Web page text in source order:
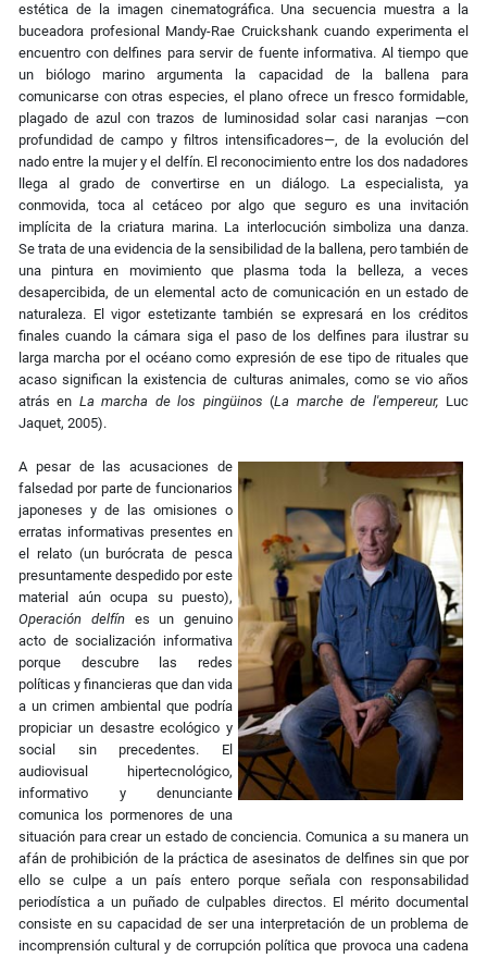
estética de la imagen cinematográfica. Una secuencia muestra a la
buceadora profesional Mandy-Rae Cruickshank cuando experimenta el
encuentro con delfines para servir de fuente informativa. Al tiempo que
un biólogo marino argumenta la capacidad de la ballena para
comunicarse con otras especies, el plano ofrece un fresco formidable,
plagado de azul con trazos de luminosidad solar casi naranjas —con
profundidad de campo y filtros intensificadores—, de la evolución del
nado entre la mujer y el delfín. El reconocimiento entre los dos nadadores
llega al grado de convertirse en un diálogo. La especialista, ya
conmovida, toca al cetáceo por algo que seguro es una invitación
implícita de la criatura marina. La interlocución simboliza una danza.
Se trata de una evidencia de la sensibilidad de la ballena, pero también de
una pintura en movimiento que plasma toda la belleza, a veces
desapercibida, de un elemental acto de comunicación en un estado de
naturaleza. El vigor estetizante también se expresará en los créditos
finales cuando la cámara siga el paso de los delfines para ilustrar su
larga marcha por el océano como expresión de ese tipo de rituales que
acaso significan la existencia de culturas animales, como se vio años
atrás en La marcha de los pingüinos(La marche de l'empereur, Luc
Jaquet, 2005).
A pesar de las acusaciones de
falsedad por parte de funcionarios
japoneses y de las omisiones o
erratas informativas presentes en
el relato (un burócrata de pesca
presuntamente despedido por este
material aún ocupa su puesto),
Operación delfínes un genuino
acto de socialización informativa
porque descubre las redes
políticas y financieras que dan vida
a un crimen ambiental que podría
propiciar un desastre ecológico y
social sin precedentes. El
audiovisual hipertecnológico,
informativo y denunciante
comunica los pormenores de una
situación para crear un estado de conciencia. Comunica a su manera un
afán de prohibición de la práctica de asesinatos de delfines sin que por
ello se culpe a un país entero porque señala con responsabilidad
periodística a un puñado de culpables directos. El mérito documental
consiste en su capacidad de ser una interpretación de un problema de
incomprensión cultural y de corrupción política que provoca una cadena